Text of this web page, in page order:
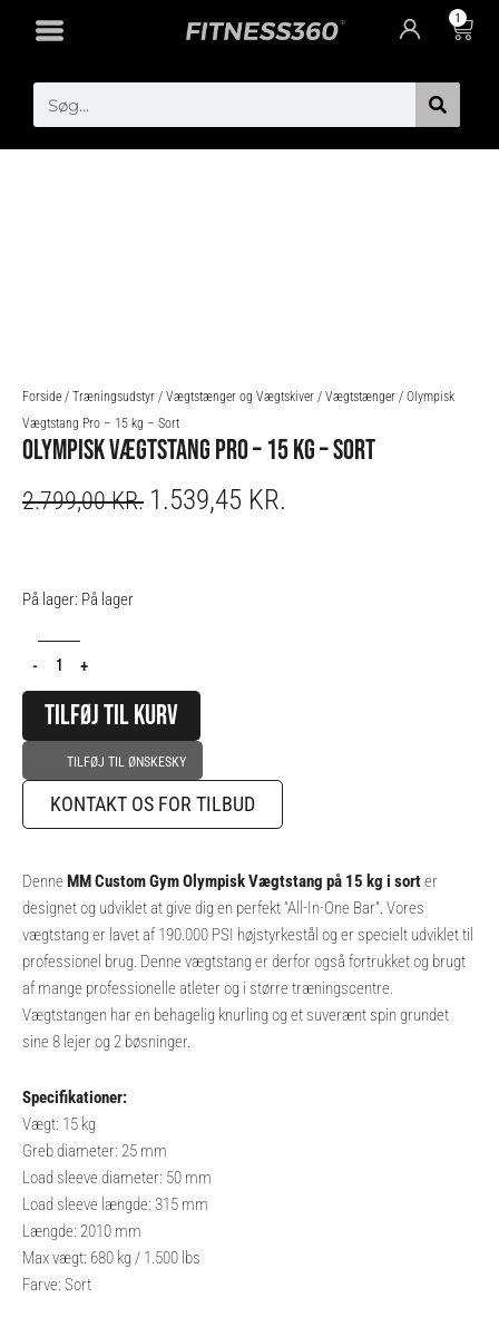
1
Cart
Search
Forside / Træningsudstyr / Vægtstænger og Vægtskiver / Vægtstænger / Olympisk
Vægtstang Pro – 15 kg – Sort
OLYMPISK VÆGTSTANG PRO – 15 KG – SORT
2.799,00KR. ORIGINAL
1.539,45 KR.
På lager: På lager
-
Olympisk
Pro
-
15
kg
Sort
antal
+
TILFØJ TIL KURV
TILFØJ TIL ØNSKESKY
KONTAKT OS FOR TILBUD
DenneMM Custom Gym Olympisk Vægtstang på 15 kg i sorter
designet og udviklet at give dig en perfekt “All-In-One Bar”. Vores
vægtstang er lavet af 190.000 PSI højstyrkestål og er specielt udviklet til
professionel brug. Denne vægtstang er derfor også fortrukket og brugt
af mange professionelle atleter og i større træningscentre.
Vægtstangen har en behagelig knurling og et suverænt spin grundet
sine 8 lejer og 2 bøsninger.
Specifikationer:
Vægt: 15 kg
Greb diameter: 25 mm
Load sleeve diameter: 50 mm
Load sleeve længde: 315 mm
Længde: 2010 mm
Max vægt: 680 kg / 1.500 lbs
Farve: Sort